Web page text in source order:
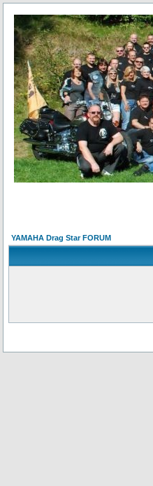
YAMAHA Drag Star FORUM